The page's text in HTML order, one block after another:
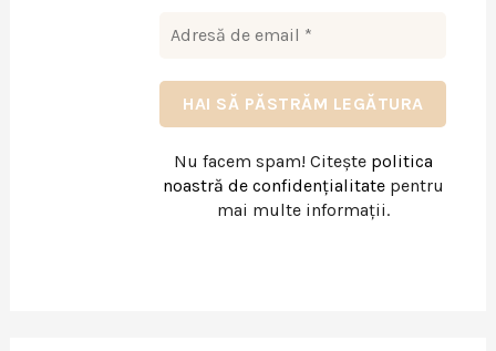
Nu facem spam! Citește politica
noastră de confidențialitatepentru
mai multe informații.